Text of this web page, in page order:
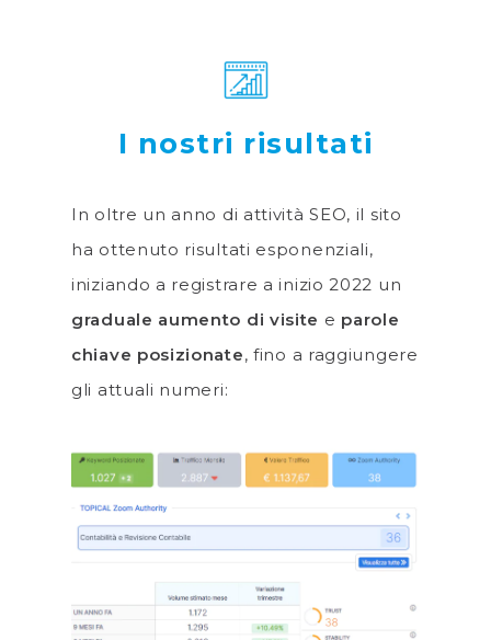
I nostri risultati
In oltre un anno di attività SEO, il sito
ha ottenuto risultati esponenziali,
iniziando a registrare a inizio 2022 un
graduale aumento di visite e parole
chiave posizionate, fino a raggiungere
gli attuali numeri: